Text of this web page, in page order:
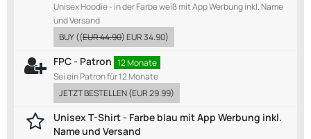
Unisex Hoodie - in der Farbe weiß mit App Werbung inkl. Name
und Versand
BUY((EUR 44.90)EUR 34.90)
FPC - Patron 12 Monate
Sei ein Patron für 12 Monate
JETZT BESTELLEN(EUR 29.99)
Unisex T-Shirt - Farbe blau mit App Werbung inkl.
Name und Versand